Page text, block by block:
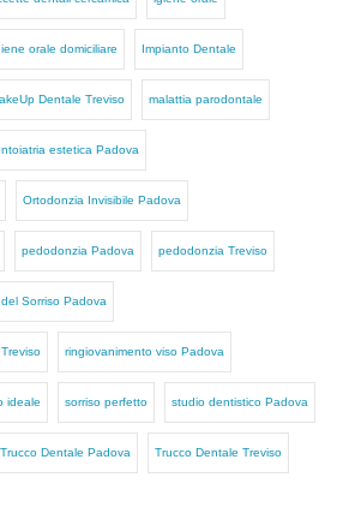
orale domiciliare Impianto Dentale
Dentale Treviso malattia parodontale
estetica Padova
Ortodonzia Invisibile Padova
pedodonzia Padova pedodonzia Treviso
Sorriso Padova
ringiovanimento viso Padova
ideale sorriso perfetto studio dentistico Padova
Trucco Dentale Padova Trucco Dentale Treviso